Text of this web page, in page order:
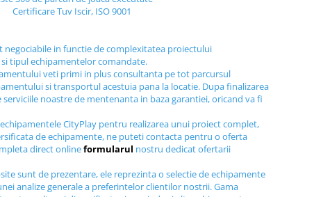
Certificare Tuv Iscir, ISO 9001
negociabile in functie de complexitatea proiectului
tipul echipamentelor comandate.
veti primi in plus consultanta pe tot parcursul
si transportul acestuia pana la locatie. Dupa finalizarea
noastre de mentenanta in baza garantiei, oricand va fi
CityPlay pentru realizarea unui proiect complet,
de echipamente, ne puteti contacta pentru o oferta
direct onlineformularul nostru dedicat ofertarii
sunt de prezentare, ele reprezinta o selectie de echipamente
analize generale a preferintelor clientilor nostrii. Gama